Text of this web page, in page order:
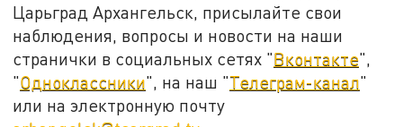
Царьград Архангельск, присылайте свои
наблюдения, вопросы и новости на наши
странички в социальных сетях "Вконтакте",
"Одноклассники", на наш "Телеграм-канал"
или на электронную почту